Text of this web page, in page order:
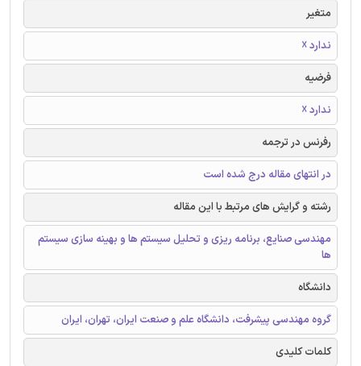
متغیر
ندارد ☓
فرضیه
ندارد ☓
رفرنس در ترجمه
در انتهای مقاله درج شده است
رشته و گرایش های مرتبط با این مقاله
مهندسی صنایع، برنامه ریزی و تحلیل سیستم ها و بهینه سازی سیستم
ها
دانشگاه
گروه مهندسی پیشرفت، دانشگاه علم و صنعت ایران، تهران، ایران
کلمات کلیدی